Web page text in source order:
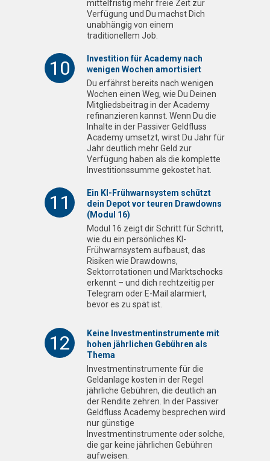
mittelfristig mehr freie Zeit zur
Verfügung und Du machst Dich
unabhängig von einem
traditionellem Job.
10
Investition für Academy nach
wenigen Wochen amortisiert
Du erfährst bereits nach wenigen
Wochen einen Weg, wie Du Deinen
Mitgliedsbeitrag in der Academy
refinanzieren kannst. Wenn Du die
Inhalte in der Passiver Geldfluss
Academy umsetzt, wirst Du Jahr für
Jahr deutlich mehr Geld zur
Verfügung haben als die komplette
Investitionssumme gekostet hat.
11
Ein KI-Frühwarnsystem schützt
dein Depot vor teuren Drawdowns
(Modul 16)
Modul 16 zeigt dir Schritt für Schritt,
wie du ein persönliches KI-
Frühwarnsystem aufbaust, das
Risiken wie Drawdowns,
Sektorrotationen und Marktschocks
erkennt – und dich rechtzeitig per
Telegram oder E-Mail alarmiert,
bevor es zu spät ist.
12
Keine Investmentinstrumente mit
hohen jährlichen Gebühren als
Thema
Investmentinstrumente für die
Geldanlage kosten in der Regel
jährliche Gebühren, die deutlich an
der Rendite zehren. In der Passiver
Geldfluss Academy besprechen wird
nur günstige
Investmentinstrumente oder solche,
die gar keine jährlichen Gebühren
aufweisen.